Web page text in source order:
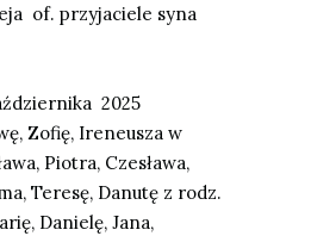
of. przyjaciele syna
ździernika 2025
Zofię, Ireneusza w
Piotra, Czesława,
Teresę, Danutę z rodz.
Danielę, Jana,